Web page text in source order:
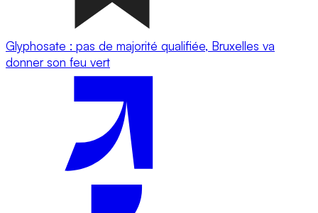
Glyphosate : pas de majorité qualifiée, Bruxelles va
donner son feu vert